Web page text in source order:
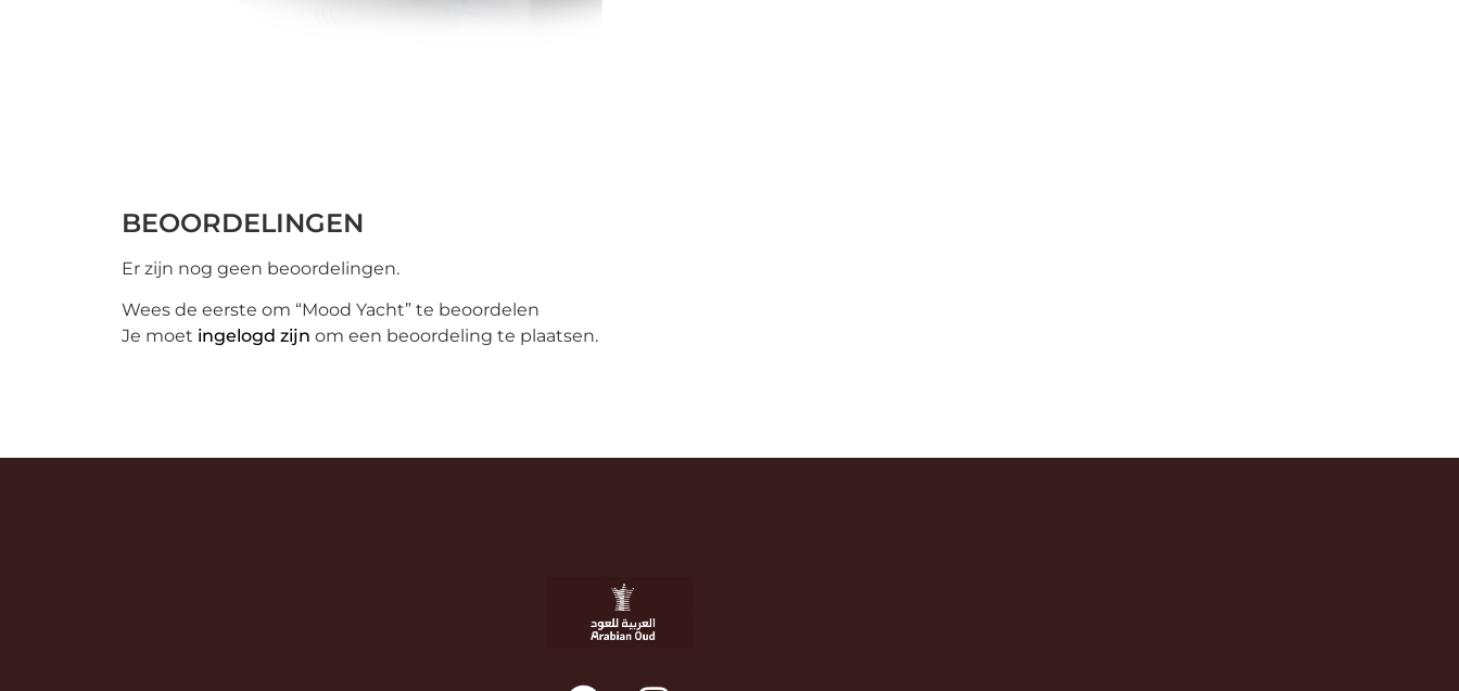
BEOORDELINGEN
Er zijn nog geen beoordelingen.
Wees de eerste om “Mood Yacht” te beoordelen
Je moet ingelogd zijn om een beoordeling te plaatsen.